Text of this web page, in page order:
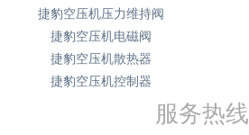
捷豹空压机压力维持阀
捷豹空压机电磁阀
捷豹空压机散热器
捷豹空压机控制器
服务热线